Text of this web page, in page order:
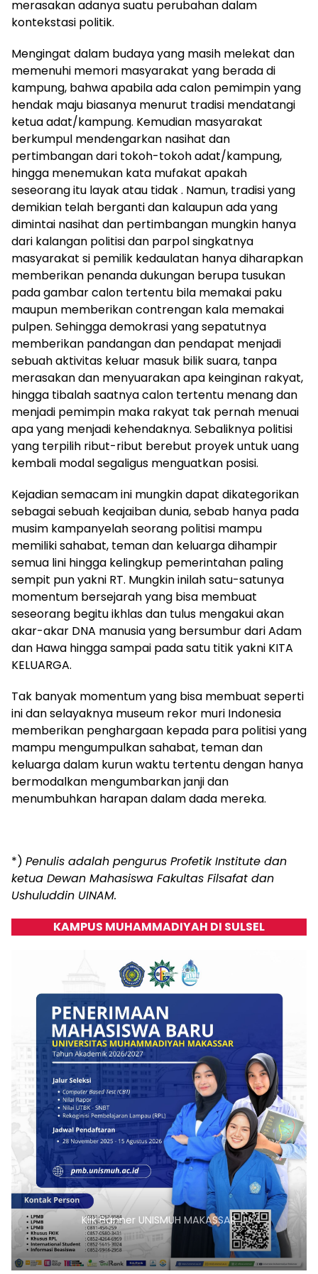
merasakan adanya suatu perubahan dalam
kontekstasi politik.
Mengingat dalam budaya yang masih melekat dan
memenuhi memori masyarakat yang berada di
kampung, bahwa apabila ada calon pemimpin yang
hendak maju biasanya menurut tradisi mendatangi
ketua adat/kampung. Kemudian masyarakat
berkumpul mendengarkan nasihat dan
pertimbangan dari tokoh-tokoh adat/kampung,
hingga menemukan kata mufakat apakah
seseorang itu layak atau tidak . Namun, tradisi yang
demikian telah berganti dan kalaupun ada yang
dimintai nasihat dan pertimbangan mungkin hanya
dari kalangan politisi dan parpol singkatnya
masyarakat si pemilik kedaulatan hanya diharapkan
memberikan penanda dukungan berupa tusukan
pada gambar calon tertentu bila memakai paku
maupun memberikan contrengan kala memakai
pulpen. Sehingga demokrasi yang sepatutnya
memberikan pandangan dan pendapat menjadi
sebuah aktivitas keluar masuk bilik suara, tanpa
merasakan dan menyuarakan apa keinginan rakyat,
hingga tibalah saatnya calon tertentu menang dan
menjadi pemimpin maka rakyat tak pernah menuai
apa yang menjadi kehendaknya. Sebaliknya politisi
yang terpilih ribut-ribut berebut proyek untuk uang
kembali modal segaligus menguatkan posisi.
Kejadian semacam ini mungkin dapat dikategorikan
sebagai sebuah keajaiban dunia, sebab hanya pada
musim kampanyelah seorang politisi mampu
memiliki sahabat, teman dan keluarga dihampir
semua lini hingga kelingkup pemerintahan paling
sempit pun yakni RT. Mungkin inilah satu-satunya
momentum bersejarah yang bisa membuat
seseorang begitu ikhlas dan tulus mengakui akan
akar-akar DNA manusia yang bersumbur dari Adam
dan Hawa hingga sampai pada satu titik yakni KITA
KELUARGA.
Tak banyak momentum yang bisa membuat seperti
ini dan selayaknya museum rekor muri Indonesia
memberikan penghargaan kepada para politisi yang
mampu mengumpulkan sahabat, teman dan
keluarga dalam kurun waktu tertentu dengan hanya
bermodalkan mengumbarkan janji dan
menumbuhkan harapan dalam dada mereka.
*) Penulis adalah pengurus Profetik Institute dan
ketua Dewan Mahasiswa Fakultas Filsafat dan
Ushuluddin UINAM.
KAMPUS MUHAMMADIYAH DI SULSEL
Klik Banner UNISMUH MAKASSAR